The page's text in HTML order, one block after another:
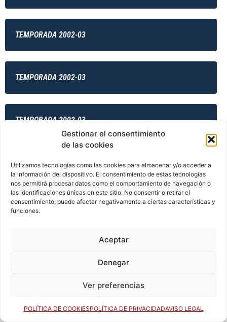
Gestionar el consentimiento
de las cookies
Utilizamos tecnologías como las cookies para almacenar y/o acceder a
la información del dispositivo. El consentimiento de estas tecnologías
nos permitirá procesar datos como el comportamiento de navegación o
las identificaciones únicas en este sitio. No consentir o retirar el
consentimiento, puede afectar negativamente a ciertas características y
funciones.
Aceptar
Denegar
Ver preferencias
POLÍTICA DE COOKIESPOLÍTICA DE PRIVACIDADAVISO LEGAL
TEMPORADA 2002-03
TEMPORADA 2002-03
TEMPORADA 2002-03
TEMPORADA 2003-04
TEMPORADA 2003-04
TEMPORADA 2003-04